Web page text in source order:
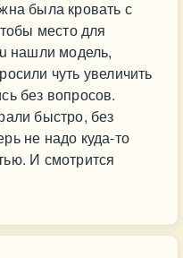
была кровать с
место для
нашли модель,
чуть увеличить
без вопросов.
быстро, без
не надо куда-то
И смотрится